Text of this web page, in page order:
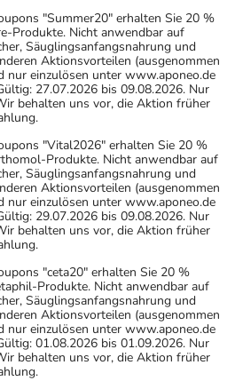
"Summer20" erhalten Sie 20 %
Produkte. Nicht anwendbar auf
Säuglingsanfangsnahrung und
Aktionsvorteilen (ausgenommen
nur einzulösen unter www.aponeo.de
27.07.2026 bis 09.08.2026. Nur
behalten uns vor, die Aktion früher
"Vital2026" erhalten Sie 20 %
Produkte. Nicht anwendbar auf
Säuglingsanfangsnahrung und
Aktionsvorteilen (ausgenommen
nur einzulösen unter www.aponeo.de
29.07.2026 bis 09.08.2026. Nur
behalten uns vor, die Aktion früher
"ceta20" erhalten Sie 20 %
Produkte. Nicht anwendbar auf
Säuglingsanfangsnahrung und
Aktionsvorteilen (ausgenommen
nur einzulösen unter www.aponeo.de
01.08.2026 bis 01.09.2026. Nur
behalten uns vor, die Aktion früher